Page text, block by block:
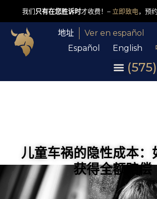
我们只有在您胜诉时才收费！– 立即致电，预
地址
Ver en español
Español
English
儿童车祸的隐性成本：
获得全额赔偿